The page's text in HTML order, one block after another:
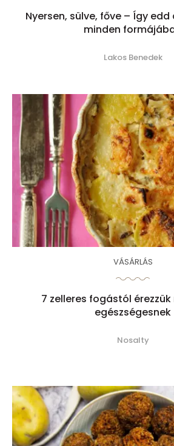
Nyersen, sülve, főve – Így
minden
Lakos Benedek
VÁSÁRLÁS
7 zelleres fogástól
egészségesnek
Nosalty